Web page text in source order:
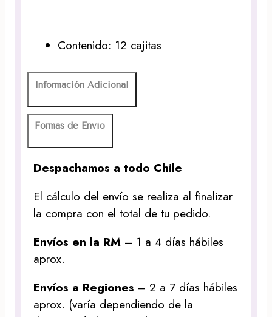
Contenido: 12 cajitas
Información Adicional
Formas de Envío
Despachamos a todo Chile
El cálculo del envío se realiza al finalizar
la compra con el total de tu pedido.
Envíos en la RM – 1 a 4 días hábiles
aprox.
Envíos a Regiones – 2 a 7 días hábiles
aprox. (varía dependiendo de la